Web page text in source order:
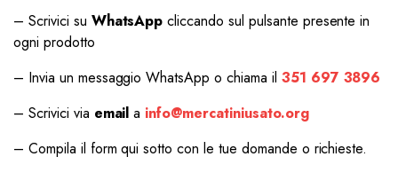
– Scrivici su WhatsApp cliccando sul pulsante presente in
ogni prodotto
– Invia un messaggio WhatsApp o chiama il 351 697 3896
– Scrivici via email a info@mercatiniusato.org
– Compila il form qui sotto con le tue domande o richieste.